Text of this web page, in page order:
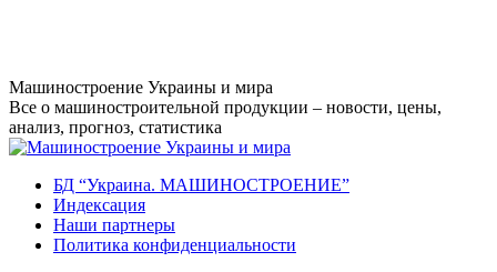
Перейти
к
содержанию
Машиностроение Украины и мира
Все о машиностроительной продукции – новости, цены,
анализ, прогноз, статистика
БД “Украина. МАШИНОСТРОЕНИЕ”
Индекcация
Наши партнеры
Политика конфиденциальности